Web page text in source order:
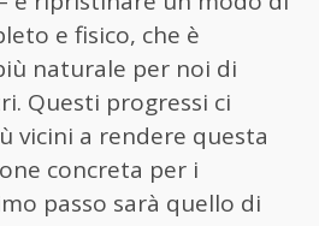
e fisico, che è
naturale per noi di
Questi progressi ci
vicini a rendere questa
concreta per i
passo sarà quello di